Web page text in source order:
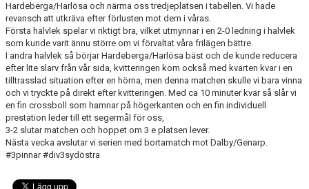
Hardeberga/Harlösa och närma oss tredjeplatsen i tabellen. Vi hade
revansch att utkräva efter förlusten mot dem i våras.
Första halvlek spelar vi riktigt bra, vilket utmynnar i en 2-0 ledning i halvlek
som kunde varit ännu större om vi förvaltat våra frilägen bättre.
I andra halvlek så börjar Hardeberga/Harlösa bäst och de kunde reducera
efter lite slarv från vår sida, kvitteringen kom också med kvarten kvar i en
tilltrasslad situation efter en hörna, men denna matchen skulle vi bara vinna
och vi tryckte på direkt efter kvitteringen. Med ca 10 minuter kvar så slår vi
en fin crossboll som hamnar på högerkanten och en fin individuell
prestation leder till ett segermål för oss,
3-2 slutar matchen och hoppet om 3 e platsen lever.
Nästa vecka avslutar vi serien med bortamatch mot Dalby/Genarp.
#3pinnar #div3sydöstra